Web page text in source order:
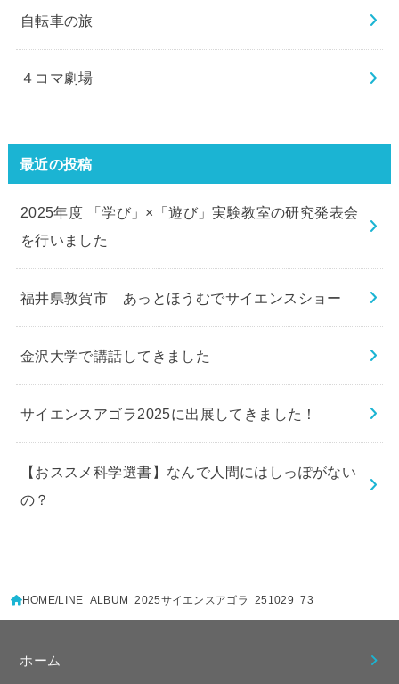
自転車の旅
４コマ劇場
最近の投稿
2025年度 「学び」×「遊び」実験教室の研究発表会
を行いました
福井県敦賀市 あっとほうむでサイエンスショー
金沢大学で講話してきました
サイエンスアゴラ2025に出展してきました！
【おススメ科学選書】なんで人間にはしっぽがない
の？
HOME LINE_ALBUM_2025サイエンスアゴラ_251029_73
ホーム